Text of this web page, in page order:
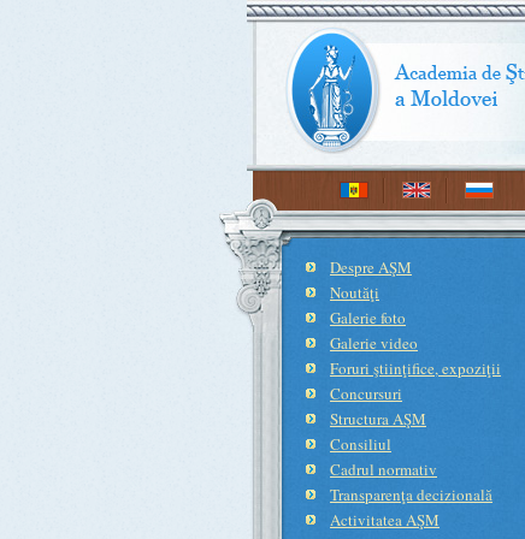
Despre AŞM
Noutăţi
Galerie foto
Galerie video
Foruri ştiinţifice, expoziţii
Concursuri
Structura AŞM
Consiliul
Cadrul normativ
Transparenţa decizională
Activitatea AŞM